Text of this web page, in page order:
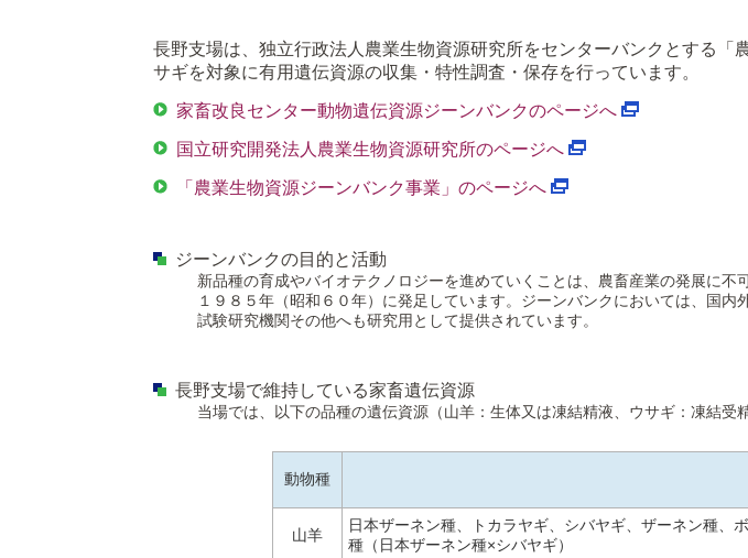
長野支場は、独立行政法人農業生物資源研究所をセンターバンクとする
サギを対象に有用遺伝資源の収集・特性調査・保存を行っています。
家畜改良センター動物遺伝資源ジーンバンクのページへ
国立研究開発法人農業生物資源研究所のページへ
「農業生物資源ジーンバンク事業」のページへ
ジーンバンクの目的と活動
新品種の育成やバイオテクノロジーを進めていくことは、農畜産業の発展に
１９８５年（昭和６０年）に発足しています。ジーンバンクにおいては、国
試験研究機関その他へも研究用として提供されています。
長野支場で維持している家畜遺伝資源
当場では、以下の品種の遺伝資源（山羊：生体又は凍結精液、ウサギ：凍結受
動物種
山羊
日本ザーネン種、トカラヤギ、シバヤギ、ザーネン種、
種（日本ザーネン種×シバヤギ）